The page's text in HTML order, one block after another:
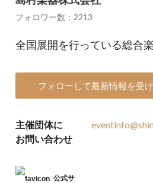
フォロワー数：2213
全国展開を行っている総合
フォローして最新情報を受
主催団体に
お問い合わせ
公式サ